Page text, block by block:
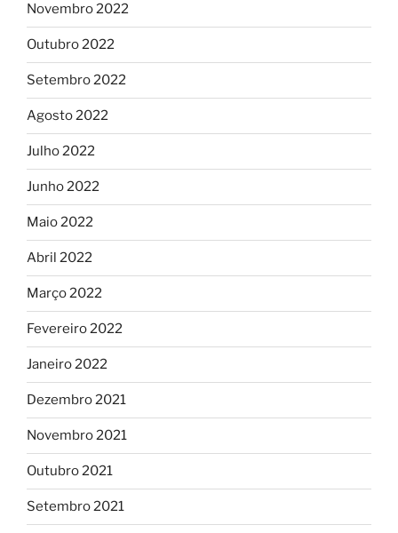
Novembro 2022
Outubro 2022
Setembro 2022
Agosto 2022
Julho 2022
Junho 2022
Maio 2022
Abril 2022
Março 2022
Fevereiro 2022
Janeiro 2022
Dezembro 2021
Novembro 2021
Outubro 2021
Setembro 2021